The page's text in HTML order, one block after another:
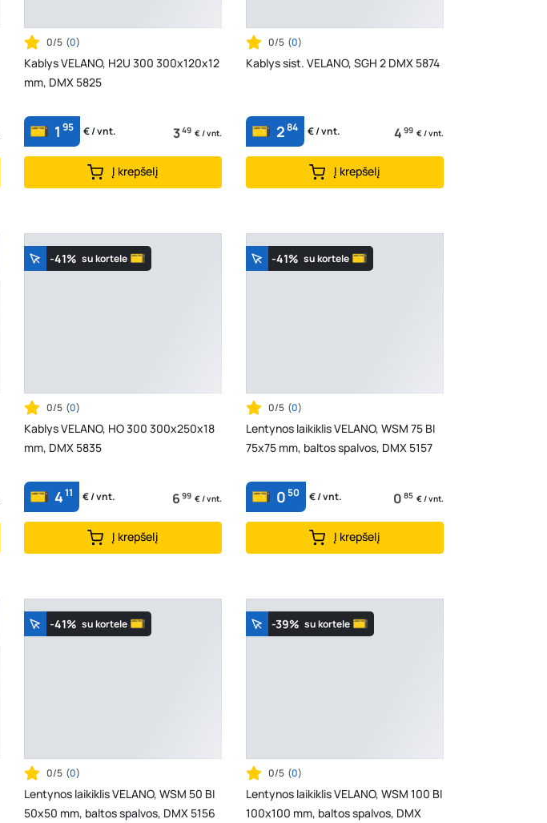
0/5 (0)
Kablys VELANO, H2U 300 300x120x12
mm, DMX 5825
1 95 € / vnt. 349 € / vnt.
Į krepšelį
0/5 (0)
Kablys sist. VELANO, SGH 2 DMX 5874
284 € / vnt. 4 99 € / vnt.
Į krepšelį
-41% su kortele
0/5 (0)
Kablys VELANO, HO 300 300x250x18
mm, DMX 5835
411 € / vnt. 6 99 € / vnt.
Į krepšelį
-41% su kortele
0/5 (0)
Lentynos laikiklis VELANO, WSM 75 BI
75x75 mm, baltos spalvos, DMX 5157
050 € / vnt. 0 85 € / vnt.
Į krepšelį
-41% su kortele
0/5 (0)
Lentynos laikiklis VELANO, WSM 50 BI
50x50 mm, baltos spalvos, DMX 5156
-39% su kortele
0/5 (0)
Lentynos laikiklis VELANO, WSM 100 BI
100x100 mm, baltos spalvos, DMX